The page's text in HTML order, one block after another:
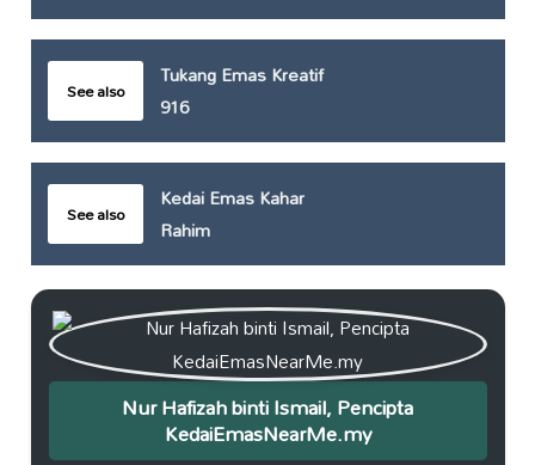
See also
Tukang Emas Kreatif
916
See also
Kedai Emas Kahar
Rahim
Nur Hafizah binti Ismail, Pencipta
KedaiEmasNearMe.my